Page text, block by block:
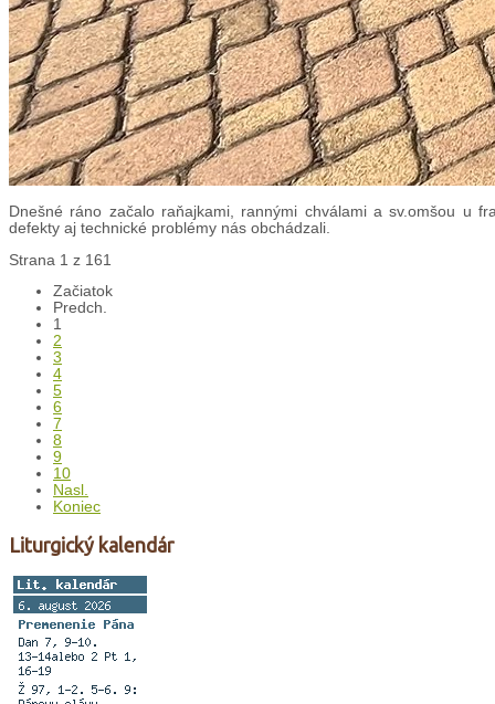
Dnešné ráno začalo raňajkami, rannými chválami a sv.omšou u
defekty aj technické problémy nás obchádzali.
Strana 1 z 161
Začiatok
Predch.
1
2
3
4
5
6
7
8
9
10
Nasl.
Koniec
Liturgický kalendár